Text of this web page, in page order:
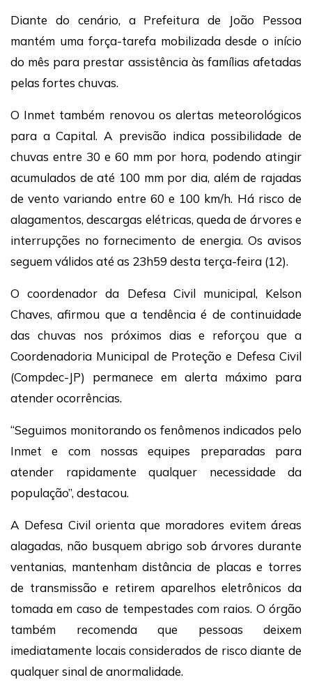
Diante do cenário, a Prefeitura de João Pessoa
mantém uma força-tarefa mobilizada desde o início
do mês para prestar assistência às famílias afetadas
pelas fortes chuvas.
O Inmet também renovou os alertas meteorológicos
para a Capital. A previsão indica possibilidade de
chuvas entre 30 e 60 mm por hora, podendo atingir
acumulados de até 100 mm por dia, além de rajadas
de vento variando entre 60 e 100 km/h. Há risco de
alagamentos, descargas elétricas, queda de árvores e
interrupções no fornecimento de energia. Os avisos
seguem válidos até as 23h59 desta terça-feira (12).
O coordenador da Defesa Civil municipal, Kelson
Chaves, afirmou que a tendência é de continuidade
das chuvas nos próximos dias e reforçou que a
Coordenadoria Municipal de Proteção e Defesa Civil
(Compdec-JP) permanece em alerta máximo para
atender ocorrências.
“Seguimos monitorando os fenômenos indicados pelo
Inmet e com nossas equipes preparadas para
atender rapidamente qualquer necessidade da
população”, destacou.
A Defesa Civil orienta que moradores evitem áreas
alagadas, não busquem abrigo sob árvores durante
ventanias, mantenham distância de placas e torres
de transmissão e retirem aparelhos eletrônicos da
tomada em caso de tempestades com raios. O órgão
também recomenda que pessoas deixem
imediatamente locais considerados de risco diante de
qualquer sinal de anormalidade.